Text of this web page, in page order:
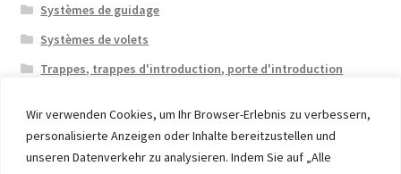
Wir verwenden Cookies, um Ihr Browser-Erlebnis zu verbessern,
personalisierte Anzeigen oder Inhalte bereitzustellen und
unseren Datenverkehr zu analysieren. Indem Sie auf „Alle
Systèmes de guidage
Systèmes de volets
Trappes, trappes d'introduction, porte d'introduction